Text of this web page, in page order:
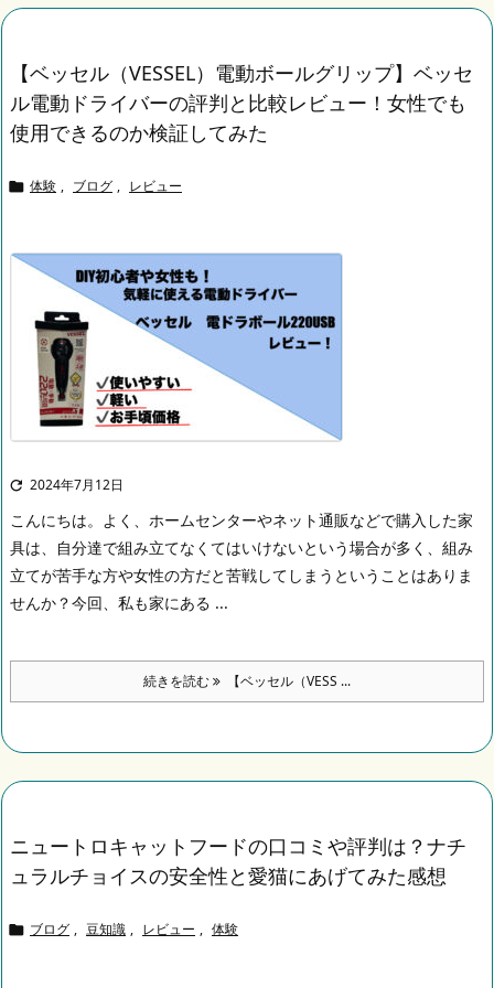
【ベッセル（VESSEL）電動ボールグリップ】ベッセ
ル電動ドライバーの評判と比較レビュー！女性でも
使用できるのか検証してみた
 体験 , ブログ , レビュー
 2024年7月12日
こんにちは。 よく、ホームセンターやネット通販などで購入した家
具は、自分達で組み立てなくてはいけないという場合が多く、組み
立てが苦手な方や女性の方だと苦戦してしまうということはありま
せんか？今回、私も家にある ...
続きを読む 【ベッセル（VESS ...
ニュートロキャットフードの口コミや評判は？ナチ
ュラルチョイスの安全性と愛猫にあげてみた感想
 ブログ , 豆知識 , レビュー , 体験